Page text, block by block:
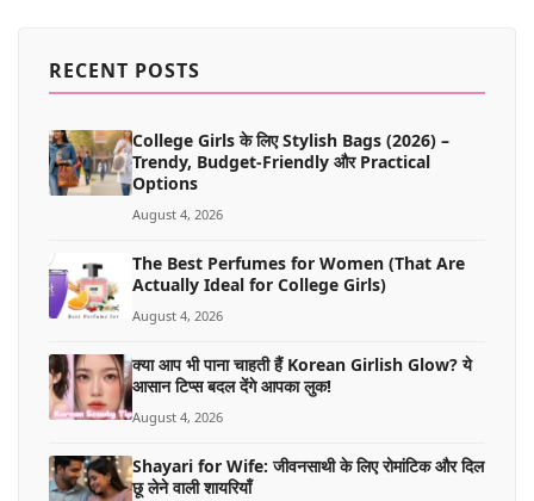
RECENT POSTS
College Girls के लिए Stylish Bags (2026) –
Trendy, Budget-Friendly और Practical
Options
August 4, 2026
The Best Perfumes for Women (That Are
Actually Ideal for College Girls)
August 4, 2026
क्या आप भी पाना चाहती हैं Korean Girlish Glow? ये
आसान टिप्स बदल देंगे आपका लुक!
August 4, 2026
Shayari for Wife: जीवनसाथी के लिए रोमांटिक और दिल
छू लेने वाली शायरियाँ